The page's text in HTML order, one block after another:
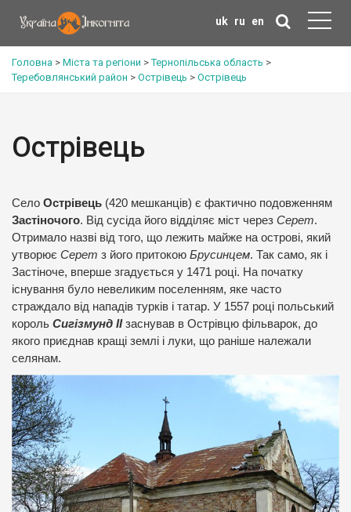
uk ru en
Головна > Міста та регіони >Тернопільська область >
Теребовлянський район > Острівець > Острівець
Острівець
Село Острівець (420 мешканців) є фактично подовженням
Застіночого. Від сусіда його відділяє міст через Серет.
Отримало назві від того, що лежить майже на острові, який
утворює Серет з його притокою Брусинцем. Так само, як і
Застіноче, вперше згадується у 1471 році. На початку
існування було невеликим поселенням, яке часто
страждало від нападів турків і татар. У 1557 році польський
король Сигізмунд ІІзаснував в Острівцю фільварок, до
якого приєднав кращі землі і луки, що раніше належали
селянам.